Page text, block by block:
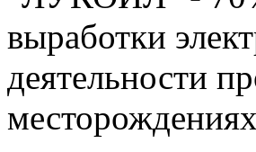
выработки
деятельности